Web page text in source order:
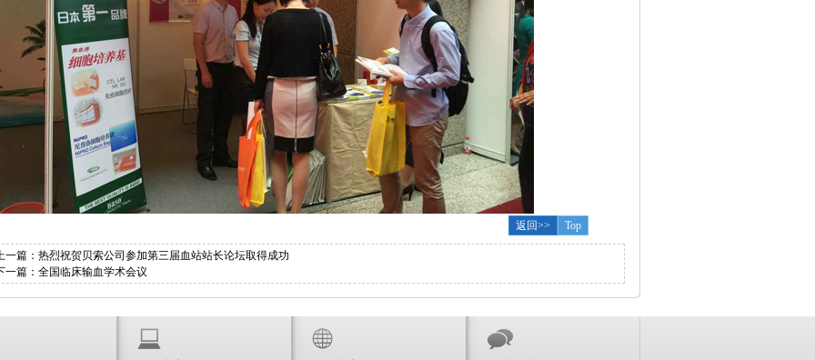
返回>> Top
一篇： 热烈祝贺贝索公司参加第三届血站站长论坛取得成功
一篇： 全国临床输血学术会议